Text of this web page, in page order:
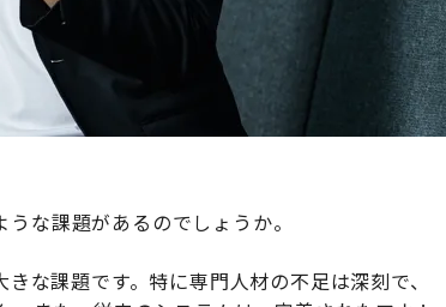
な課題があるのでしょうか。
な課題です。特に専門人材の不足は深刻で、